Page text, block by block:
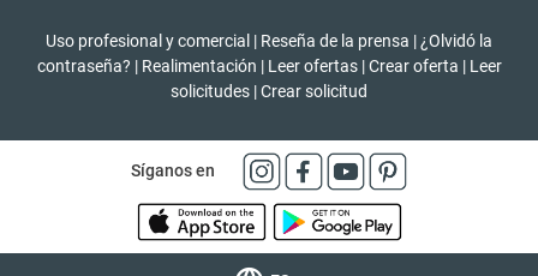
Uso profesional y comercial | Reseña de la prensa | ¿Olvidó la
contraseña? | Realimentación | Leer ofertas | Crear oferta | Leer
solicitudes |Crear solicitud
Síganos en